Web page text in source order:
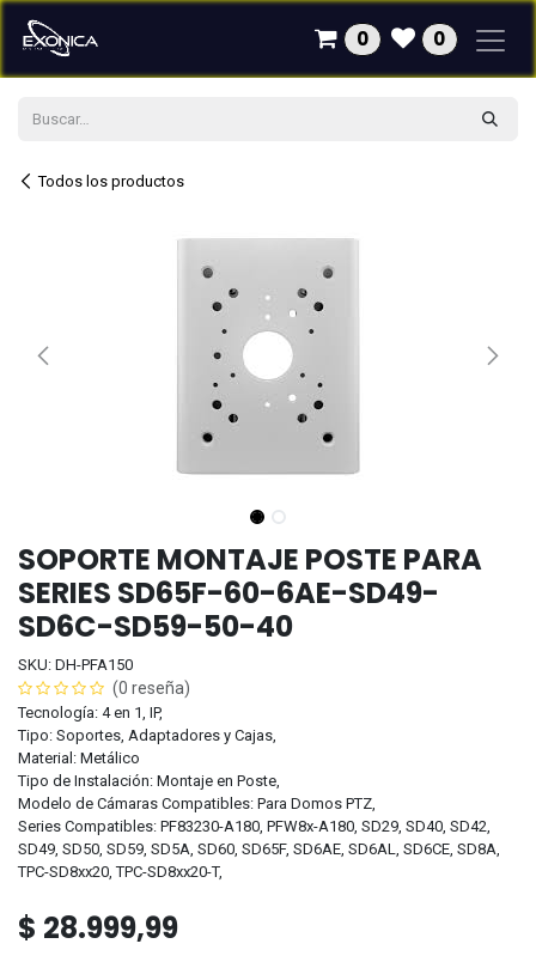
Ir al contenido
0 0
Todos los productos
SOPORTE MONTAJE POSTE PARA
SERIES SD65F-60-6AE-SD49-
SD6C-SD59-50-40
SKU: DH-PFA150
(0 reseña)
Tecnología: 4 en 1, IP,
Tipo: Soportes, Adaptadores y Cajas,
Material: Metálico
Tipo de Instalación: Montaje en Poste,
Modelo de Cámaras Compatibles: Para Domos PTZ,
Series Compatibles: PF83230-A180, PFW8x-A180, SD29, SD40, SD42,
SD49, SD50, SD59, SD5A, SD60, SD65F, SD6AE, SD6AL, SD6CE, SD8A,
TPC-SD8xx20, TPC-SD8xx20-T,
$ 28.999,99